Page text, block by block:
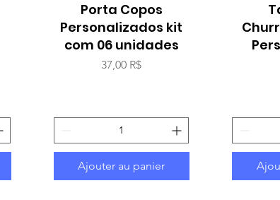
Aperçu rapide
Porta Copos
Personalizados kit
com 06 unidades
Prix
37,00 R$
Ajouter au panier